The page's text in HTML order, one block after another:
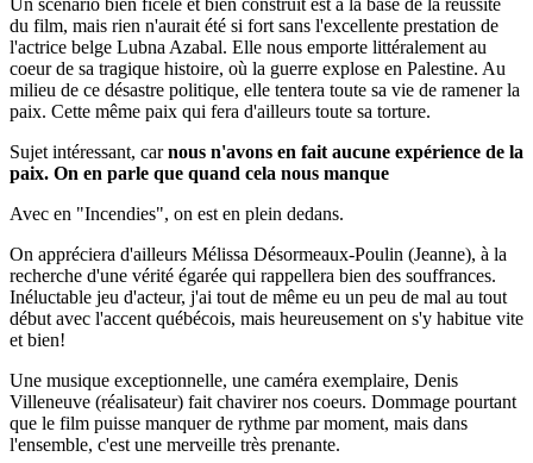
du film, mais rien n'aurait été si fort sans l'excellente prestation de
l'actrice belge Lubna Azabal. Elle nous emporte littéralement au
coeur de sa tragique histoire, où la guerre explose en Palestine. Au
milieu de ce désastre politique, elle tentera toute sa vie de ramener la
paix. Cette même paix qui fera d'ailleurs toute sa torture.
Sujet intéressant, carnous n'avons en fait aucune expérience de la
paix. On en parle que quand cela nous manque
Avec en "Incendies", on est en plein dedans.
On appréciera d'ailleurs Mélissa Désormeaux-Poulin (Jeanne), à la
recherche d'une vérité égarée qui rappellera bien des souffrances.
Inéluctable jeu d'acteur, j'ai tout de même eu un peu de mal au tout
début avec l'accent québécois, mais heureusement on s'y habitue vite
et bien!
Une musique exceptionnelle, une caméra exemplaire, Denis
Villeneuve (réalisateur) fait chavirer nos coeurs. Dommage pourtant
que le film puisse manquer de rythme par moment, mais dans
l'ensemble, c'est une merveille très prenante.